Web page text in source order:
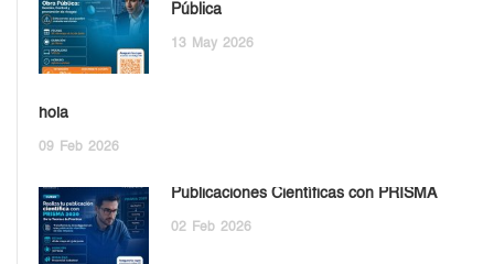
Pública
13 May 2026
hola
09 Feb 2026
Publicaciones Científicas con PRISMA
02 Feb 2026